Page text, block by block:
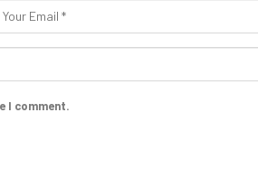
I comment.